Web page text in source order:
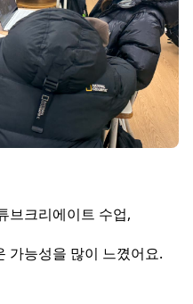
브크리에이트 수업,
가능성을 많이 느꼈어요.